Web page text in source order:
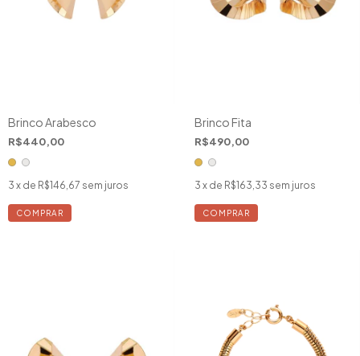
Brinco Arabesco
R$440,00
3 x de R$146,67 sem juros
COMPRAR
Brinco Fita
R$490,00
3 x de R$163,33 sem juros
COMPRAR